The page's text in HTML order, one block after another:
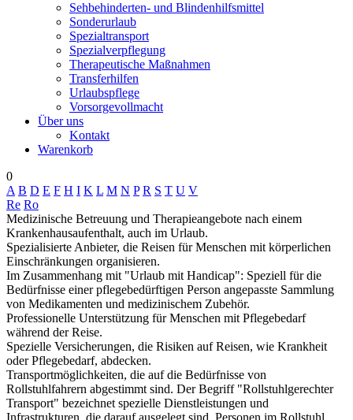
Sehbehinderten- und Blindenhilfsmittel
Sonderurlaub
Spezialtransport
Spezialverpflegung
Therapeutische Maßnahmen
Transferhilfen
Urlaubspflege
Vorsorgevollmacht
Über uns
Kontakt
Warenkorb
0
A B D E F H I K L M N P R S T U V
Re Ro
Medizinische Betreuung und Therapieangebote nach einem
Krankenhausaufenthalt, auch im Urlaub.
Spezialisierte Anbieter, die Reisen für Menschen mit körperlichen
Einschränkungen organisieren.
Im Zusammenhang mit "Urlaub mit Handicap": Speziell für die
Bedürfnisse einer pflegebedürftigen Person angepasste Sammlung
von Medikamenten und medizinischem Zubehör.
Professionelle Unterstützung für Menschen mit Pflegebedarf
während der Reise.
Spezielle Versicherungen, die Risiken auf Reisen, wie Krankheit
oder Pflegebedarf, abdecken.
Transportmöglichkeiten, die auf die Bedürfnisse von
Rollstuhlfahrern abgestimmt sind. Der Begriff "Rollstuhlgerechter
Transport" bezeichnet spezielle Dienstleistungen und
Infrastrukturen, die darauf ausgelegt sind, Personen im Rollstuhl